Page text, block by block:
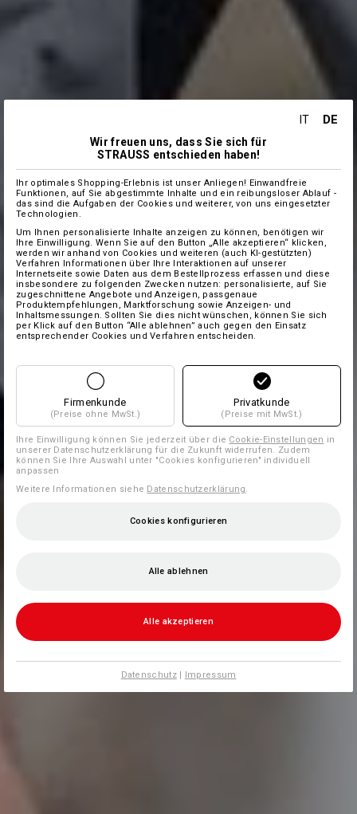
IT DE
Wir freuen uns, dass Sie sich für
STRAUSS entschieden haben!
Ihr optimales Shopping-Erlebnis ist unser Anliegen! Einwandfreie
Funktionen, auf Sie abgestimmte Inhalte und ein reibungsloser Ablauf -
das sind die Aufgaben der Cookies und weiterer, von uns eingesetzter
Technologien.
Um Ihnen personalisierte Inhalte anzeigen zu können, benötigen wir
Ihre Einwilligung. Wenn Sie auf den Button „Alle akzeptieren“ klicken,
werden wir anhand von Cookies und weiteren (auch KI-gestützten)
Verfahren Informationen über Ihre Interaktionen auf unserer
Internetseite sowie Daten aus dem Bestellprozess erfassen und diese
insbesondere zu folgenden Zwecken nutzen: personalisierte, auf Sie
zugeschnittene Angebote und Anzeigen, passgenaue
Produktempfehlungen, Marktforschung sowie Anzeigen- und
Inhaltsmessungen. Sollten Sie dies nicht wünschen, können Sie sich
per Klick auf den Button “Alle ablehnen” auch gegen den Einsatz
entsprechender Cookies und Verfahren entscheiden.
Firmenkunde
(Preise ohne MwSt.)
Privatkunde
(Preise mit MwSt.)
Ihre Einwilligung können Sie jederzeit über die Cookie-Einstellungen in
unserer Datenschutzerklärung für die Zukunft widerrufen. Zudem
können Sie Ihre Auswahl unter "Cookies konfigurieren" individuell
anpassen
Weitere Informationen siehe Datenschutzerklärung
Cookies konfigurieren
Alle ablehnen
Alle akzeptieren
Datenschutz| Impressum